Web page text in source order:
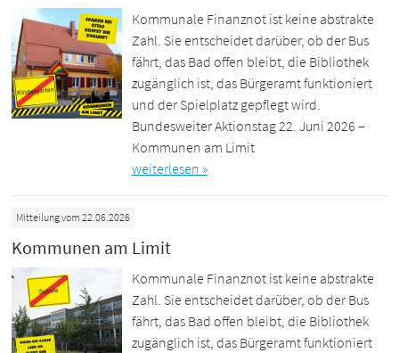
Kommunale Finanznot ist keine abstrakte
Zahl. Sie entscheidet darüber, ob der Bus
fährt, das Bad offen bleibt, die Bibliothek
zugänglich ist, das Bürgeramt funktioniert
und der Spielplatz gepflegt wird.
Bundesweiter Aktionstag 22. Juni 2026 –
Kommunen am Limit
weiterlesen »
Mitteilung vom 22.06.2026
Kommunen am Limit
Kommunale Finanznot ist keine abstrakte
Zahl. Sie entscheidet darüber, ob der Bus
fährt, das Bad offen bleibt, die Bibliothek
zugänglich ist, das Bürgeramt funktioniert